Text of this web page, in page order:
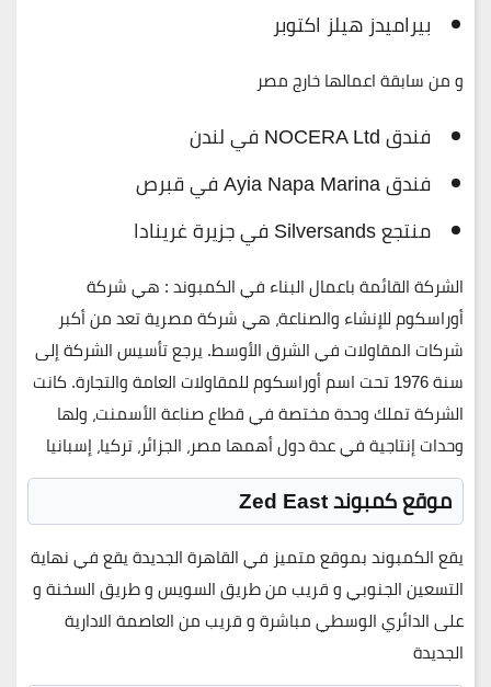
بيراميدز هيلز اكتوبر
و من سابقة اعمالها خارج مصر
فندق NOCERA Ltd في لندن
فندق Ayia Napa Marina في قبرص
منتجع Silversands في جزيرة غرينادا
الشركة القائمة باعمال البناء في الكمبوند : هي شركة
أوراسكوم للإنشاء والصناعة، هي شركة مصرية تعد من أكبر
شركات المقاولات في الشرق الأوسط. يرجع تأسيس الشركة إلى
سنة 1976 تحت اسم أوراسكوم للمقاولات العامة والتجارة. كانت
الشركة تملك وحدة مختصة في قطاع صناعة الأسمنت، ولها
وحدات إنتاجية في عدة دول أهمها مصر، الجزائر، تركيا، إسبانيا
موقع كمبوند Zed East
يقع الكمبوند بموقع متميز في القاهرة الجديدة يقع في نهاية
التسعين الجنوبي و قريب من طريق السويس و طريق السخنة و
على الدائري الوسطي مباشرة و قريب من العاصمة الادارية
الجديدة